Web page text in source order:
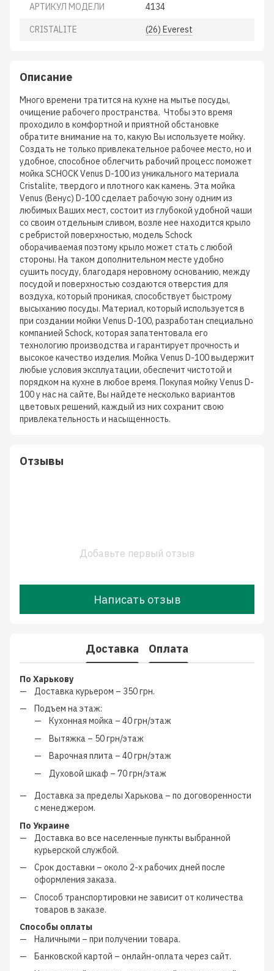
АРТИКУЛ МОДЕЛИ 4134
CRISTALITE (26) Everest
Описание
Много времени тратится на кухне на мытье посуды,
очищение рабочего пространства. Чтобы это время
проходило в комфортной и приятной обстановке
обратите внимание на то, какую Вы используете мойку.
Создать не только привлекательное рабочее место, но и
удобное, способное облегчить рабочий процесс поможет
мойка SCHOCK Venus D-100 из уникального материала
Cristalite, твердого и плотного как камень. Эта мойка
Venus (Венус) D-100 сделает рабочую зону одним из
любимых Ваших мест, состоит из глубокой удобной чаши
со своим отдельным сливом, возле нее находится крыло
с ребристой поверхностью, модель Schock
оборачиваемая поэтому крыло может стать с любой
стороны. На таком дополнительном месте удобно
сушить посуду, благодаря неровному основанию, между
посудой и поверхностью создаются отверстия для
воздуха, который проникая, способствует быстрому
высыханию посуды. Материал, который используется в
при создании мойки Venus D-100, разработан специально
компанией Schock, которая запатентовала его
технологию производства и гарантирует прочность и
высокое качество изделия. Мойка Venus D-100 выдержит
любые условия эксплуатации, обеспечит чистотой и
порядком на кухне в любое время. Покупая мойку Venus D-
100 у нас на сайте, Вы найдете несколько вариантов
цветовых решений, каждый из них сохранит свою
привлекательность и насыщенность.
Отзывы
Добавьте первый отзыв
Написать отзыв
Доставка Оплата
По Харькову
Доставка курьером – 350 грн.
Подъем на этаж:
Кухонная мойка – 40 грн/этаж
Вытяжка – 50 грн/этаж
Варочная плита – 40 грн/этаж
Духовой шкаф – 70 грн/этаж
Доставка за пределы Харькова – по договоренности
с менеджером.
По Украине
Доставка во все населенные пункты выбранной
курьерской службой.
Срок доставки – около 2-х рабочих дней после
оформления заказа.
Способ транспортировки не зависит от количества
товаров в заказе.
Способы оплаты
Наличными – при получении товара.
Банковской картой – онлайн-оплата через сайт.